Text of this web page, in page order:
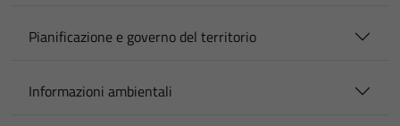
Pianificazione e governo del territorio
Informazioni ambientali